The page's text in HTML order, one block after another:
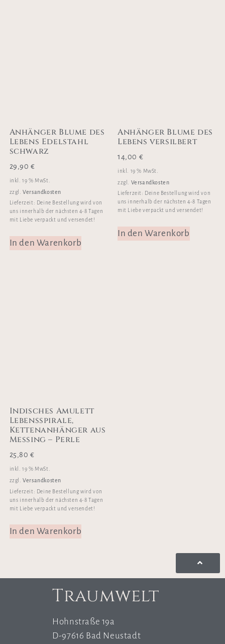
Anhänger Blume des
Lebens Edelstahl
schwarz
29,90€
inkl. 19 % MwSt.
zzgl.Versandkosten
Lieferzeit: Deine Bestellung wird von
uns innerhalb der nächsten 4-8 Tagen
mit Liebe verpackt und versendet!
In den Warenkorb
Anhänger Blume des
Lebens versilbert
14,00 €
inkl. 19 % MwSt.
zzgl. Versandkosten
Lieferzeit: Deine Bestellung wird von
uns innerhalb der nächsten 4-8 Tagen
mit Liebe verpackt und versendet!
In den Warenkorb
Indisches Amulett
Lebensspirale,
Kettenanhänger aus
Messing – Perle
25,80€
inkl. 19 % MwSt.
zzgl.Versandkosten
Lieferzeit: Deine Bestellung wird von
uns innerhalb der nächsten 4-8 Tagen
mit Liebe verpackt und versendet!
In den Warenkorb
Traumwelt
Hohnstraße 19a
D-97616 Bad Neustadt